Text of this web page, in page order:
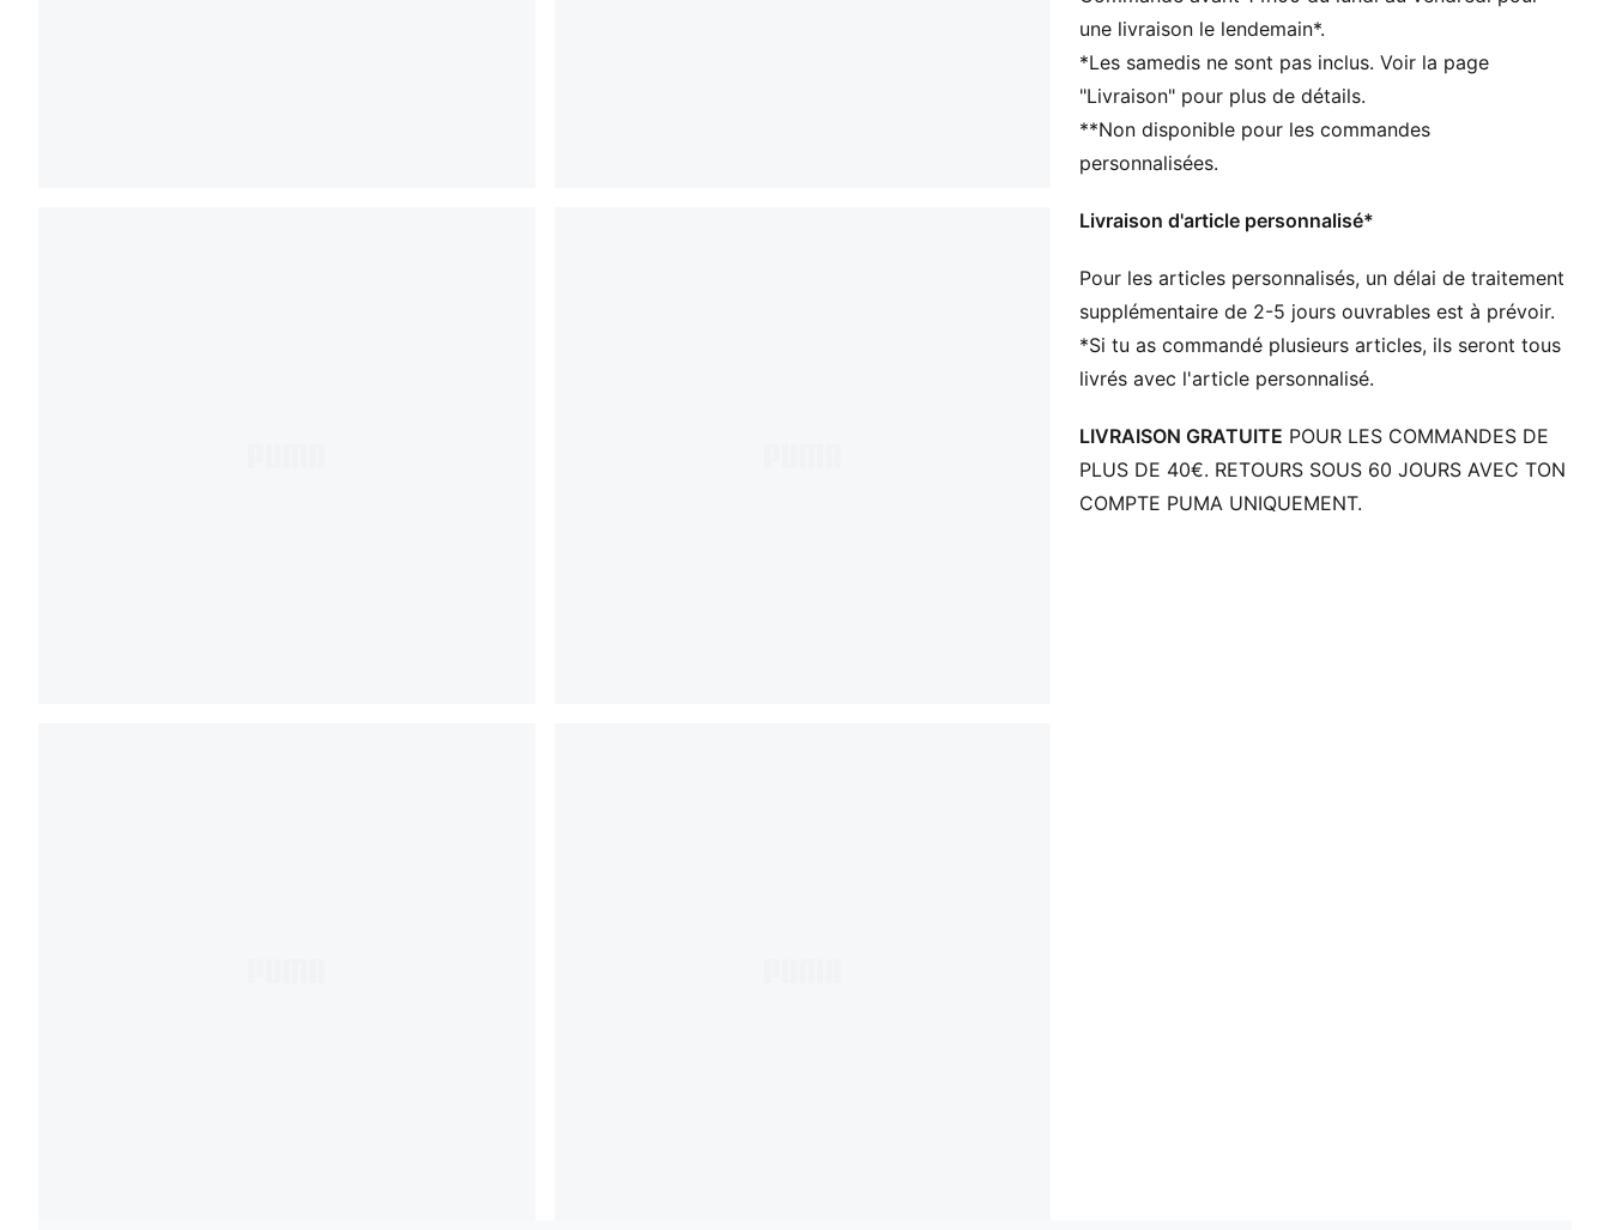
comme pour ton outfit quotidien. Cette tenue est
à transformer les déchets textiles et autres matériaux
usagés en nouveaux textiles. Fans du Portugal de
tous pays : à nous d’écrire une nouvelle page de
l’histoire glorieuse de la Seleção das Quinas.
CONFORT : la technologie dryCELL évacue la
maximum de confort
RE:FIBRE : Dans le cadre du programme RE:FIBRE, ce
produit est composé d’au moins 95 % de matériaux
recyclés à partir de déchets textiles et d’autres
matériaux usagés
Coupe régulière
Manches courtes
Col rond
une livraison le lendemain*.
*Les samedis ne sont pas inclus. Voir la page
"Livraison" pour plus de détails.
**Non disponible pour les commandes
personnalisées.
Livraison d'article personnalisé*
Pour les articles personnalisés, un délai de traitement
supplémentaire de 2-5 jours ouvrables est à prévoir.
*Si tu as commandé plusieurs articles, ils seront tous
livrés avec l'article personnalisé.
LIVRAISON GRATUITE POUR LES COMMANDES DE
PLUS DE 40€. RETOURS SOUS 60 JOURS AVEC TON
COMPTE PUMA UNIQUEMENT.